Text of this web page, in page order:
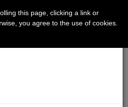
General, 1 Agosto 2018 © Vatican Media
this page, clicking a link or
you agree to the use of cookies.